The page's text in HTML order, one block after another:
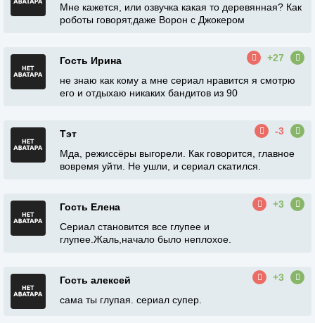
Мне кажется, или озвучка какая то деревянная? Как
роботы говорят,даже Ворон с Джокером
Гость Ирина
+27
не знаю как кому а мне сериал нравится я смотрю
его и отдыхаю никаких бандитов из 90
Тэт
-3
Мда, режиссёры выгорели. Как говорится, главное
вовремя уйти. Не ушли, и сериал скатился.
Гость Елена
+3
Сериал становится все глупее и
глупее.Жаль,начало было неплохое.
Гость алексей
+3
сама ты глупая. сериал супер.